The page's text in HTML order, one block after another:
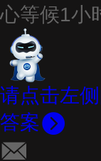
心等候1小
请点击左
答案